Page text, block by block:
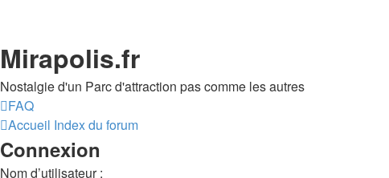
Mirapolis.fr
Nostalgie d'un Parc d'attraction pas comme les autres
FAQ
Accueil Index du forum
Connexion
Nom d’utilisateur :